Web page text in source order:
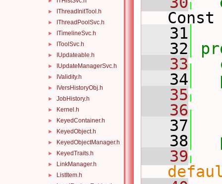
► IThreadInitTool.h
► IThreadPoolSvc.h
► ITimelineSvc.h
► IToolSvc.h
► IUpdateable.h
► IUpdateManagerSvc.h
► IValidity.h
► IVersHistoryObj.h
► JobHistory.h
► Kernel.h
► KeyedContainer.h
► KeyedObject.h
► KeyedObjectManager.h
► KeyedTraits.h
► LinkManager.h
► ListItem.h
   31
   32
   33
   34
   35
   36
   37
   38
   39